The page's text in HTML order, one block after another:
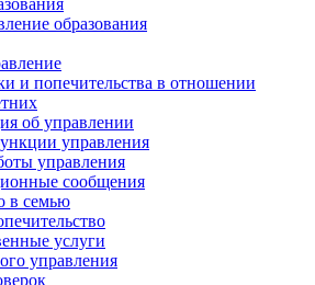
образования
и попечительства в отношении
об управлении
управления
управления
сообщения
в семью
услуги
управления